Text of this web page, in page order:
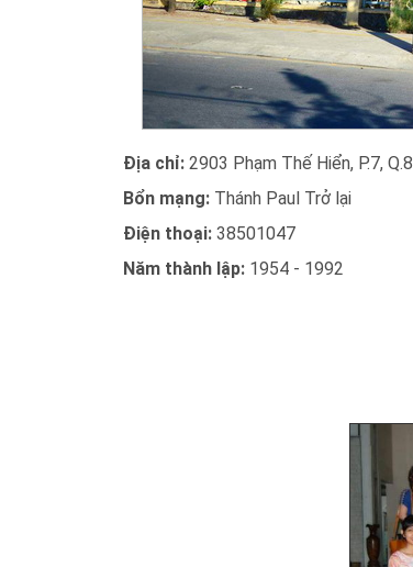
Địa chỉ: 2903 Phạm Thế Hiển, P.7, Q.8
Bổn mạng: Thánh Paul Trở lại
Điện thoại: 38501047
Năm thành lập: 1954 - 1992